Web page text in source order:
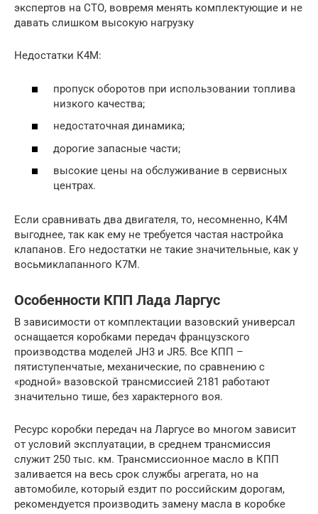
экспертов на СТО, вовремя менять комплектующие и не
давать слишком высокую нагрузку
Недостатки К4М:
пропуск оборотов при использовании топлива
низкого качества;
недостаточная динамика;
дорогие запасные части;
высокие цены на обслуживание в сервисных
центрах.
Если сравнивать два двигателя, то, несомненно, К4М
выгоднее, так как ему не требуется частая настройка
клапанов. Его недостатки не такие значительные, как у
восьмиклапанного К7М.
Особенности КПП Лада Ларгус
В зависимости от комплектации вазовский универсал
оснащается коробками передач французского
производства моделей JH3 и JR5. Все КПП –
пятиступенчатые, механические, по сравнению с
«родной» вазовской трансмиссией 2181 работают
значительно тише, без характерного воя.
Ресурс коробки передач на Ларгусе во многом зависит
от условий эксплуатации, в среднем трансмиссия
служит 250 тыс. км. Трансмиссионное масло в КПП
заливается на весь срок службы агрегата, но на
автомобиле, который ездит по российским дорогам,
рекомендуется производить замену масла в коробке